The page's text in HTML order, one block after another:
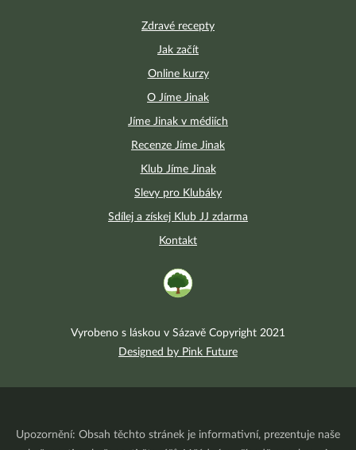
Zdravé recepty
Jak začít
Online kurzy
O Jíme Jinak
Jíme Jinak v médiích
Recenze Jíme Jinak
Klub Jíme Jinak
Slevy pro Klubáky
Sdílej a získej Klub JJ zdarma
Kontakt
Vyrobeno s láskou v Sázavě Copyright 2021
Designed by Pink Future
Upozornění: Obsah těchto stránek je informativní, prezentuje naše